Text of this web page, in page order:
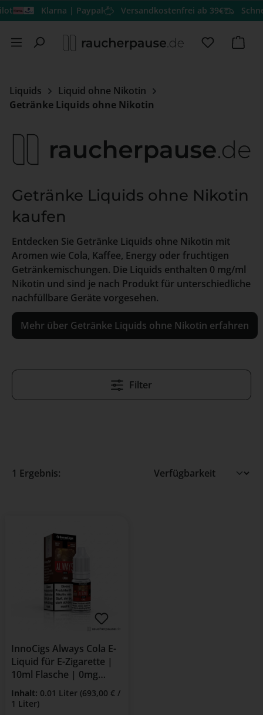
Zum Hauptinhalt springen
Klarna | Paypal Versandkostenfrei ab 39€
Du hast
Liquids
Liquid ohne Nikotin
Getränke Liquids ohne Nikotin
Getränke Liquids ohne Nikotin
kaufen
Entdecken Sie Getränke Liquids ohne Nikotin mit
Aromen wie Cola, Kaffee, Energy oder fruchtigen
Getränkemischungen. Die Liquids enthalten 0 mg/ml
Nikotin und sind je nach Produkt für unterschiedliche
nachfüllbare Geräte vorgesehen.
Mehr über Getränke Liquids ohne Nikotin erfahren
Filter
1 Ergebnis:
InnoCigs Always Cola E-
Liquid für E-Zigarette |
10ml Flasche | 0mg
Nikotin
Inhalt: 0.01 Liter (693,00 € /
1 Liter)